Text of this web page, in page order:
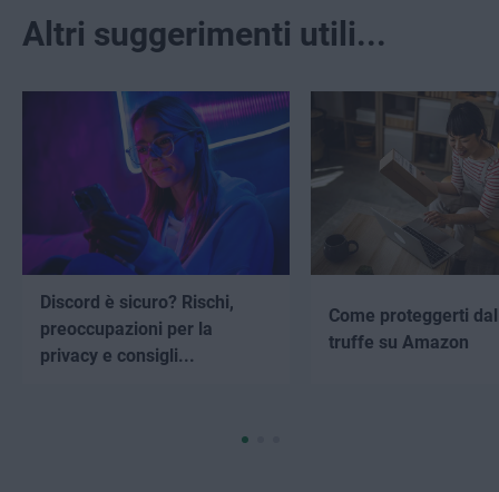
Altri suggerimenti utili...
Discord è sicuro? Rischi,
preoccupazioni per la
privacy e consigli...
Come proteggerti
truffe su Amazon